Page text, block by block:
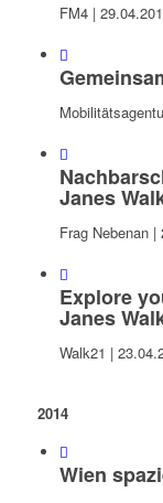
FM4 |
Janes
Frag Nebenan |
Explore
Janes
Walk21 |
2014
Wien